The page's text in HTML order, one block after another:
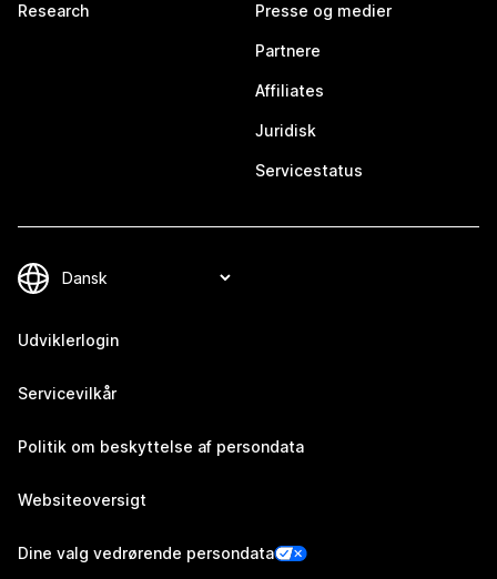
Research Presse og medier
Partnere
Affiliates
Juridisk
Servicestatus
Udviklerlogin
Servicevilkår
Politik om beskyttelse af persondata
Websiteoversigt
Dine valg vedrørende persondata